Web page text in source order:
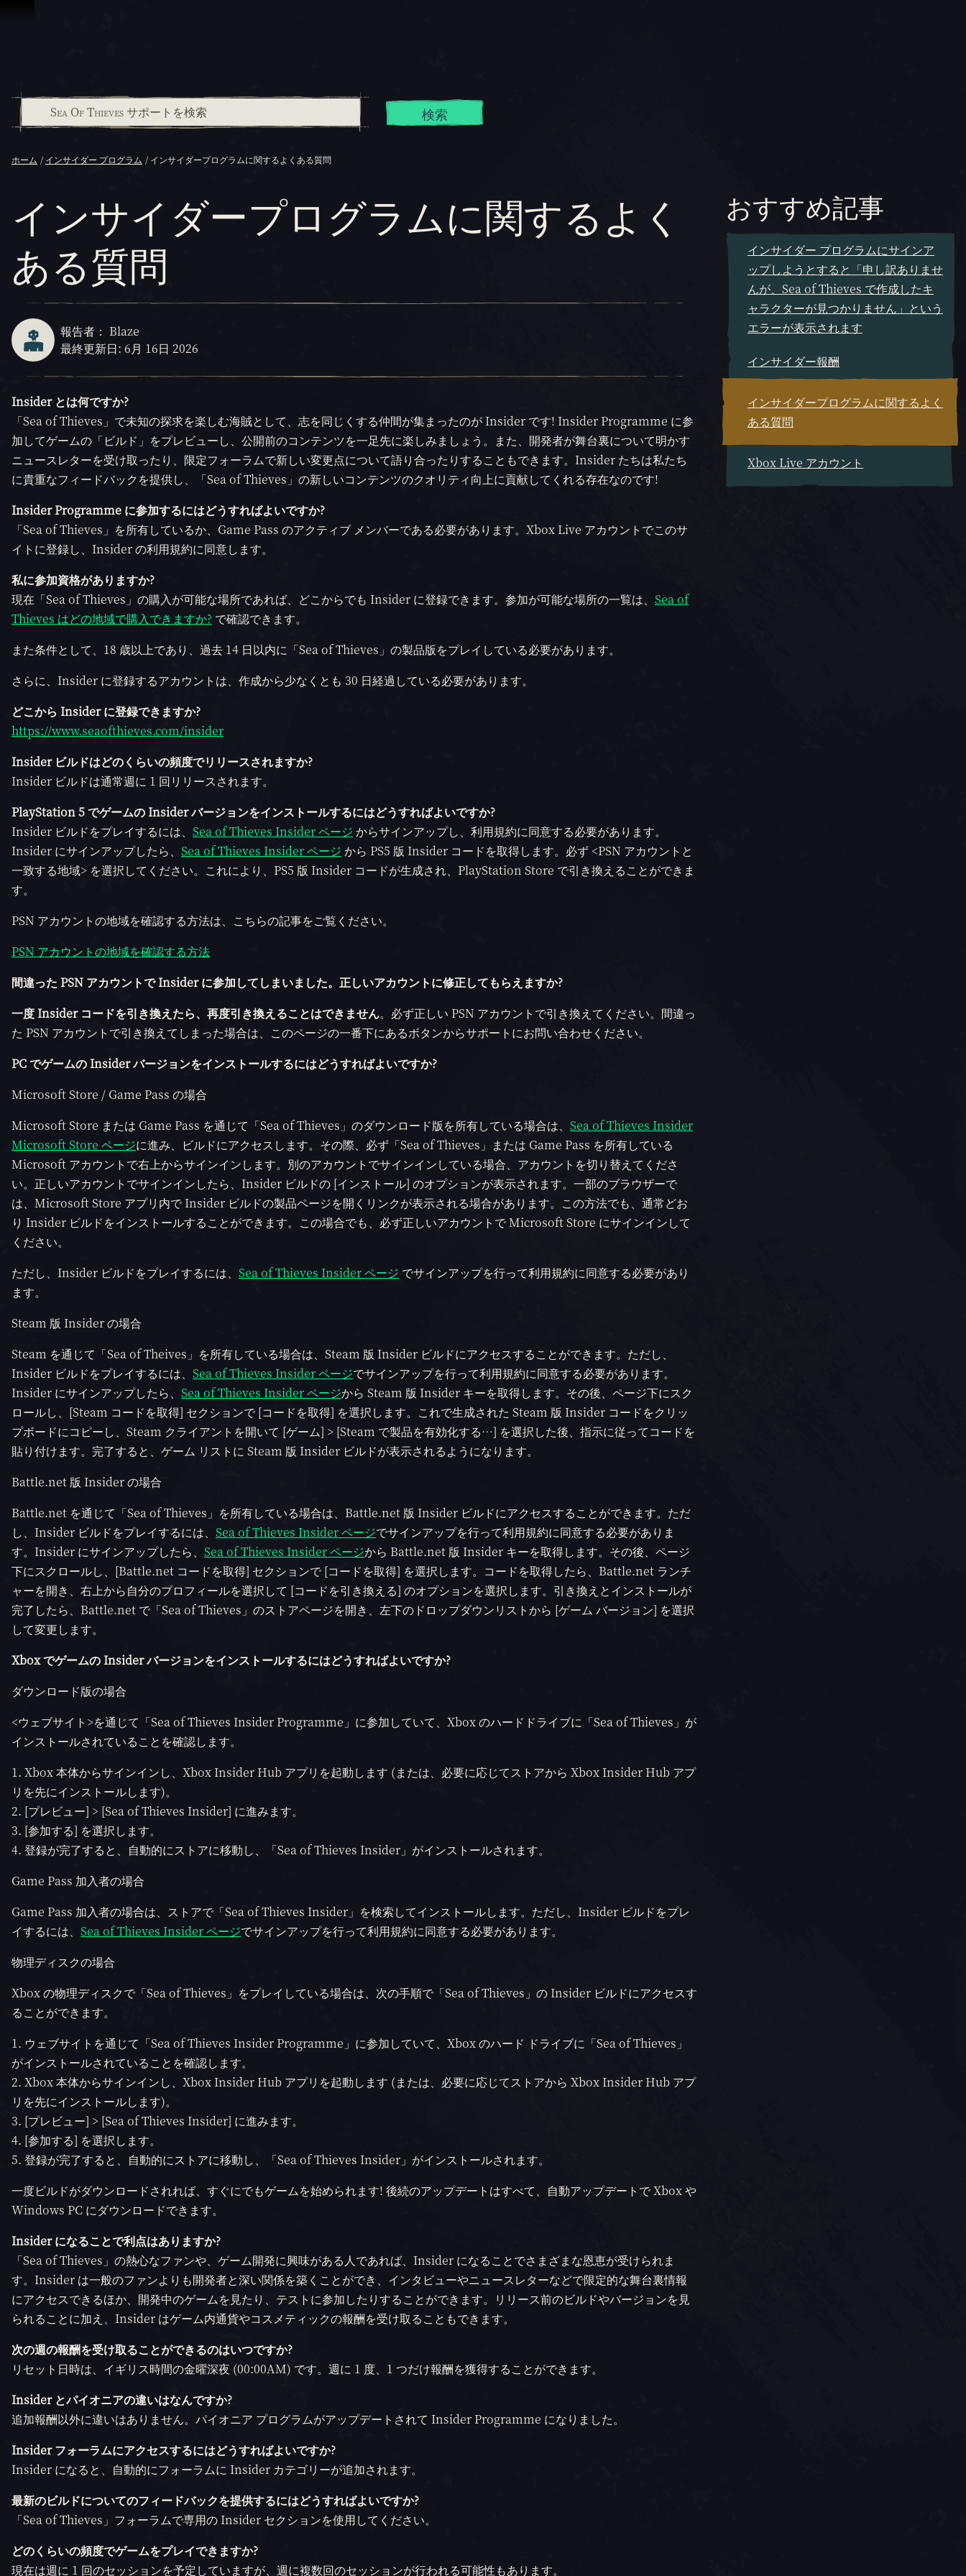
検索
ホーム インサイダー プログラム インサイダープログラムに関するよくある質問
インサイダープログラムに関するよく
ある質問
報告者： Blaze
最終更新日: 6月 16日 2026
Insider とは何ですか?
「Sea of Thieves」で未知の探求を楽しむ海賊として、志を同じくする仲間が集まったのが Insider です! Insider Programme に参
加してゲームの「ビルド」をプレビューし、公開前のコンテンツを一足先に楽しみましょう。また、開発者が舞台裏について明かす
ニュースレターを受け取ったり、限定フォーラムで新しい変更点について語り合ったりすることもできます。Insider たちは私たち
に貴重なフィードバックを提供し、「Sea of Thieves」の新しいコンテンツのクオリティ向上に貢献してくれる存在なのです!
Insider Programme に参加するにはどうすればよいですか?
「Sea of Thieves」を所有しているか、Game Pass のアクティブ メンバーである必要があります。Xbox Live アカウントでこのサ
イトに登録し、Insider の利用規約に同意します。
私に参加資格がありますか?
現在「Sea of Thieves」の購入が可能な場所であれば、どこからでも Insider に登録できます。参加が可能な場所の一覧は、 Sea of
Thieves はどの地域で購入できますか? で確認できます。
また条件として、18 歳以上であり、過去 14 日以内に「Sea of Thieves」の製品版をプレイしている必要があります。
さらに、Insider に登録するアカウントは、作成から少なくとも 30 日経過している必要があります。
どこから Insider に登録できますか?
https://www.seaofthieves.com/insider
Insider ビルドはどのくらいの頻度でリリースされますか?
Insider ビルドは通常週に 1 回リリースされます。
PlayStation 5 でゲームの Insider バージョンをインストールするにはどうすればよいですか?
Insider ビルドをプレイするには、 Sea of Thieves Insider ページ からサインアップし、利用規約に同意する必要があります。
Insider にサインアップしたら、 Sea of Thieves Insider ページ から PS5 版 Insider コードを取得します。必ず <PSN アカウントと
一致する地域> を選択してください。これにより、PS5 版 Insider コードが生成され、PlayStation Store で引き換えることができま
す。
PSN アカウントの地域を確認する方法は、こちらの記事をご覧ください。
PSN アカウントの地域を確認する方法
間違った PSN アカウントで Insider に参加してしまいました。正しいアカウントに修正してもらえますか?
一度 Insider コードを引き換えたら、再度引き換えることはできません。必ず正しい PSN アカウントで引き換えてください。間違っ
た PSN アカウントで引き換えてしまった場合は、このページの一番下にあるボタンからサポートにお問い合わせください。
PC でゲームの Insider バージョンをインストールするにはどうすればよいですか?
Microsoft Store / Game Pass の場合
Microsoft Store または Game Pass を通じて「Sea of Thieves」のダウンロード版を所有している場合は、 Sea of Thieves Insider
Microsoft Store ページに進み、ビルドにアクセスします。その際、必ず「Sea of Thieves」または Game Pass を所有している
Microsoft アカウントで右上からサインインします。別のアカウントでサインインしている場合、アカウントを切り替えてくださ
い。正しいアカウントでサインインしたら、Insider ビルドの [インストール] のオプションが表示されます。一部のブラウザーで
は、Microsoft Store アプリ内で Insider ビルドの製品ページを開くリンクが表示される場合があります。この方法でも、通常どお
り Insider ビルドをインストールすることができます。この場合でも、必ず正しいアカウントで Microsoft Store にサインインして
ください。
ただし、Insider ビルドをプレイするには、 Sea of Thieves Insider ページ でサインアップを行って利用規約に同意する必要があり
ます。
Steam 版 Insider の場合
Steam を通じて「Sea of Theives」を所有している場合は、Steam 版 Insider ビルドにアクセスすることができます。ただし、
Insider ビルドをプレイするには、 Sea of Thieves Insider ページでサインアップを行って利用規約に同意する必要があります。
Insider にサインアップしたら、 Sea of Thieves Insider ページから Steam 版 Insider キーを取得します。その後、ページ下にスク
ロールし、[Steam コードを取得] セクションで [コードを取得] を選択します。これで生成された Steam 版 Insider コードをクリッ
プボードにコピーし、Steam クライアントを開いて [ゲーム] > [Steam で製品を有効化する…] を選択した後、指示に従ってコードを
貼り付けます。完了すると、ゲーム リストに Steam 版 Insider ビルドが表示されるようになります。
Battle.net 版 Insider の場合
Battle.net を通じて「Sea of Thieves」を所有している場合は、Battle.net 版 Insider ビルドにアクセスすることができます。ただ
し、Insider ビルドをプレイするには、 Sea of Thieves Insider ページでサインアップを行って利用規約に同意する必要がありま
す。Insider にサインアップしたら、 Sea of Thieves Insider ページから Battle.net 版 Insider キーを取得します。その後、ページ
下にスクロールし、[Battle.net コードを取得] セクションで [コードを取得] を選択します。コードを取得したら、Battle.net ランチ
ャーを開き、右上から自分のプロフィールを選択して [コードを引き換える] のオプションを選択します。引き換えとインストールが
完了したら、Battle.net で「Sea of Thieves」のストアページを開き、左下のドロップダウンリストから [ゲーム バージョン] を選択
して変更します。
Xbox でゲームの Insider バージョンをインストールするにはどうすればよいですか?
ダウンロード版の場合
<ウェブサイト>を通じて「Sea of Thieves Insider Programme」に参加していて、Xbox のハードドライブに「Sea of Thieves」が
インストールされていることを確認します。
Xbox 本体からサインインし、Xbox Insider Hub アプリを起動します (または、必要に応じてストアから Xbox Insider Hub アプ
リを先にインストールします)。
[プレビュー] > [Sea of Thieves Insider] に進みます。
[参加する] を選択します。
登録が完了すると、自動的にストアに移動し、「Sea of Thieves Insider」がインストールされます。
Game Pass 加入者の場合
Game Pass 加入者の場合は、ストアで「Sea of Thieves Insider」を検索してインストールします。ただし、Insider ビルドをプレ
イするには、 Sea of Thieves Insider ページでサインアップを行って利用規約に同意する必要があります。
物理ディスクの場合
Xbox の物理ディスクで「Sea of Thieves」をプレイしている場合は、次の手順で「Sea of Thieves」の Insider ビルドにアクセスす
ることができます。
ウェブサイトを通じて「Sea of Thieves Insider Programme」に参加していて、Xbox のハード ドライブに「Sea of Thieves」
がインストールされていることを確認します。
Xbox 本体からサインインし、Xbox Insider Hub アプリを起動します (または、必要に応じてストアから Xbox Insider Hub アプ
リを先にインストールします)。
[プレビュー] > [Sea of Thieves Insider] に進みます。
[参加する] を選択します。
登録が完了すると、自動的にストアに移動し、「Sea of Thieves Insider」がインストールされます。
一度ビルドがダウンロードされれば、すぐにでもゲームを始められます! 後続のアップデートはすべて、自動アップデートで Xbox や
Windows PC にダウンロードできます。
Insider になることで利点はありますか?
「Sea of Thieves」の熱心なファンや、ゲーム開発に興味がある人であれば、Insider になることでさまざまな恩恵が受けられま
す。Insider は一般のファンよりも開発者と深い関係を築くことができ、インタビューやニュースレターなどで限定的な舞台裏情報
にアクセスできるほか、開発中のゲームを見たり、テストに参加したりすることができます。リリース前のビルドやバージョンを見
られることに加え、Insider はゲーム内通貨やコスメティックの報酬を受け取ることもできます。
次の週の報酬を受け取ることができるのはいつですか?
リセット日時は、イギリス時間の金曜深夜 (00:00AM) です。週に 1 度、1 つだけ報酬を獲得することができます。
Insider とパイオニアの違いはなんですか?
追加報酬以外に違いはありません。パイオニア プログラムがアップデートされて Insider Programme になりました。
Insider フォーラムにアクセスするにはどうすればよいですか?
Insider になると、自動的にフォーラムに Insider カテゴリーが追加されます。
最新のビルドについてのフィードバックを提供するにはどうすればよいですか?
「Sea of Thieves」フォーラムで専用の Insider セクションを使用してください。
どのくらいの頻度でゲームをプレイできますか?
現在は週に 1 回のセッションを予定していますが、週に複数回のセッションが行われる可能性もあります。
おすすめ記事
インサイダー プログラムにサインア
ップしようとすると「申し訳ありませ
んが、Sea of Thieves で作成したキ
ャラクターが見つかりません」という
エラーが表示されます
インサイダー報酬
インサイダープログラムに関するよく
ある質問
Xbox Live アカウント